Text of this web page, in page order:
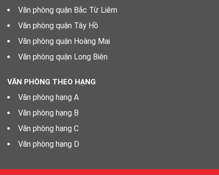
Văn phòng quận Bắc Từ Liêm
Văn phòng quận Tây Hồ
Văn phòng quận Hoàng Mai
Văn phòng quận Long Biên
VĂN PHÒNG THEO HẠNG
Văn phòng hạng A
Văn phòng hạng B
Văn phòng hạng C
Văn phòng hạng D